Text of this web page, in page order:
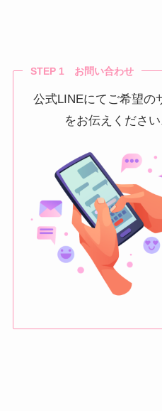
STEP 1 お問い合わせ
公式LINEにてご希望の
をお伝えください